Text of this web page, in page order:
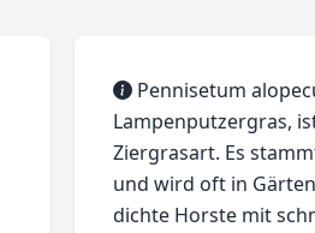
Pennisetum
Lampenputzergras,
Ziergrasart. Es
und wird oft in
dichte Horste mit